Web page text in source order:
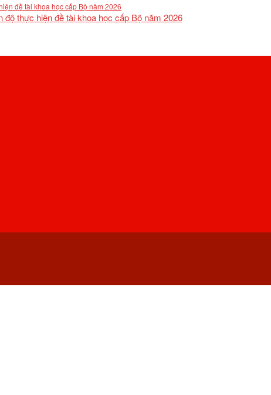
thực hiện đề tài khoa học cấp Bộ năm 2026